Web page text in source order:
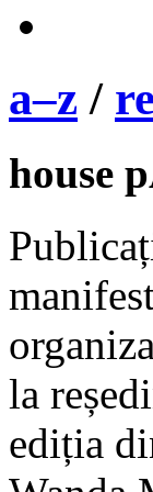
a–z /
house
la
ediția